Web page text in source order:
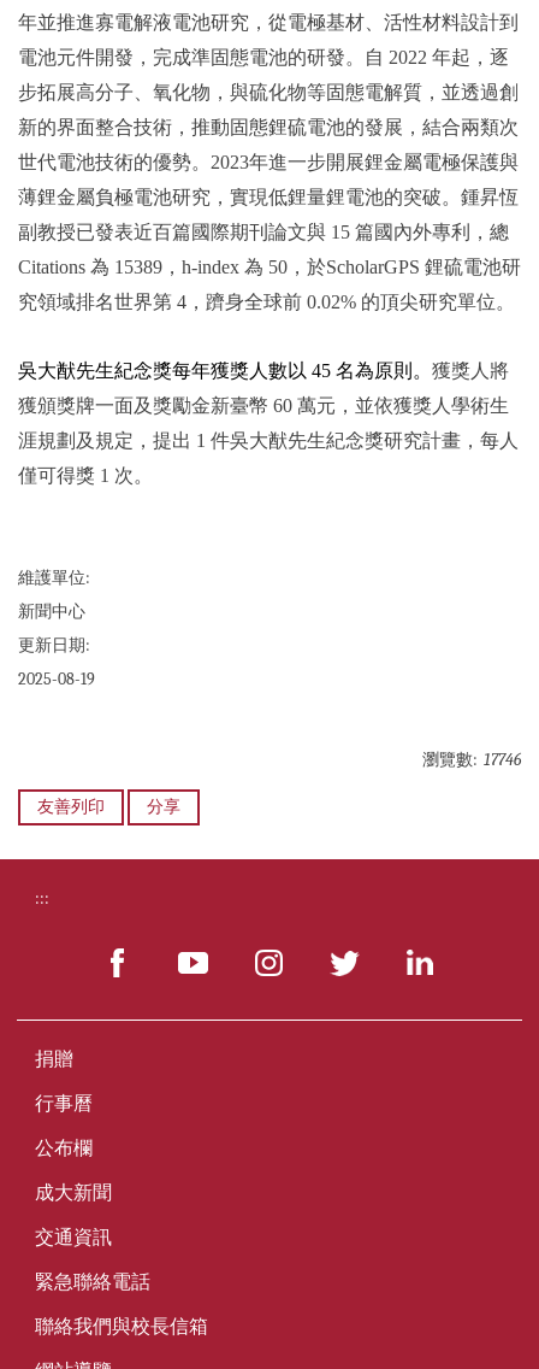
年並推進寡電解液電池研究，從電極基材、活性材料設計到
電池元件開發，完成準固態電池的研發。自 2022 年起，逐
步拓展高分子、氧化物，與硫化物等固態電解質，並透過創
新的界面整合技術，推動固態鋰硫電池的發展，結合兩類次
世代電池技術的優勢。2023年進一步開展鋰金屬電極保護與
薄鋰金屬負極電池研究，實現低鋰量鋰電池的突破。鍾昇恆
副教授已發表近百篇國際期刊論文與 15 篇國內外專利，總
Citations 為 15389，h-index 為 50，於ScholarGPS 鋰硫電池研
究領域排名世界第 4，躋身全球前 0.02% 的頂尖研究單位。
吳大猷先生紀念獎每年獲獎人數以 45 名為原則。 獲獎人將
獲頒獎牌一面及獎勵金新臺幣 60 萬元，並依獲獎人學術生
涯規劃及規定，提出 1 件吳大猷先生紀念獎研究計畫，每人
僅可得獎 1 次。
維護單位:
新聞中心
更新日期:
2025-08-19
瀏覽數: 17746
友善列印 分享
:::
捐贈
行事曆
公布欄
成大新聞
交通資訊
緊急聯絡電話
聯絡我們與校長信箱